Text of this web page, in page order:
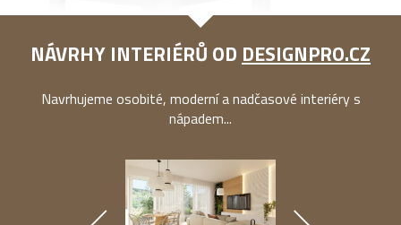
NÁVRHY INTERIÉRŮ OD DESIGNPRO.CZ
Navrhujeme osobité, moderní a nadčasové interiéry s
nápadem...